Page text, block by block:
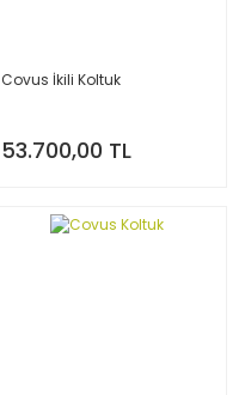
Covus İkili Koltuk
53.700,00 TL